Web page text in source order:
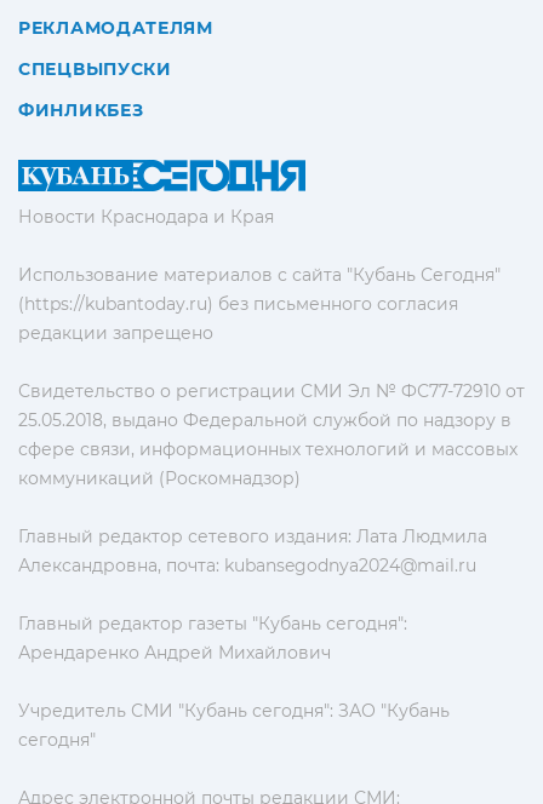
Новости Краснодара и Края
Использование материалов с сайта "Кубань Сегодня"
(https://kubantoday.ru) без письменного согласия
редакции запрещено
Свидетельство о регистрации СМИ Эл № ФС77-72910 от
25.05.2018, выдано Федеральной службой по надзору в
сфере связи, информационных технологий и массовых
коммуникаций (Роскомнадзор)
Главный редактор сетевого издания: Лата Людмила
Александровна, почта: kubansegodnya2024@mail.ru
Главный редактор газеты "Кубань сегодня":
Арендаренко Андрей Михайлович
Учредитель СМИ "Кубань сегодня": ЗАО "Кубань
сегодня"
Адрес электронной почты редакции СМИ:
РЕКЛАМОДАТЕЛЯМ
СПЕЦВЫПУСКИ
ФИНЛИКБЕЗ